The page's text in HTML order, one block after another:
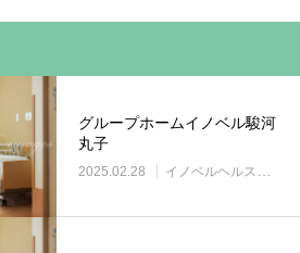
グループホームイノベル駿河
丸子
2025.02.28 イノベルヘルスケア事業所